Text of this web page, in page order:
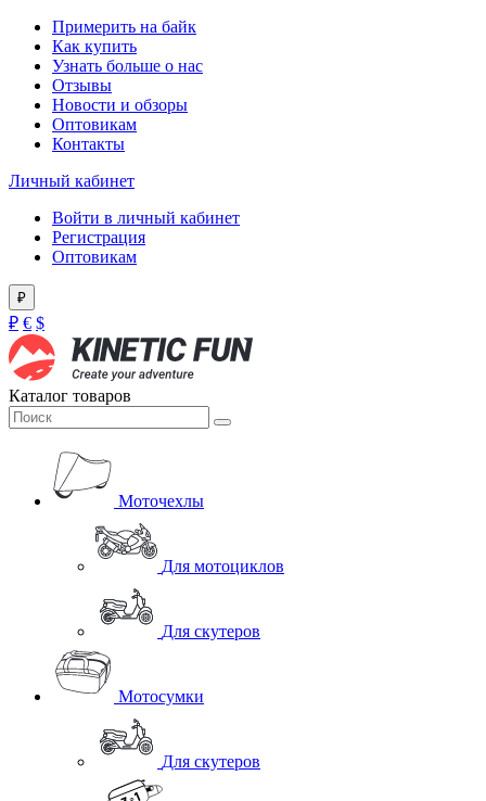
Примерить на байк
Как купить
Узнать больше о нас
Отзывы
Новости и обзоры
Оптовикам
Контакты
Личный кабинет
Войти в личный кабинет
Регистрация
Оптовикам
₽
₽ € $
Каталог товаров
Моточехлы
Для мотоциклов
Для скутеров
Мотосумки
Для скутеров